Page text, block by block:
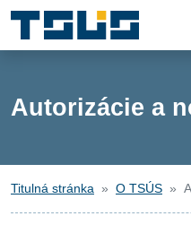
Autorizácie a
Titulná stránka O TSÚS